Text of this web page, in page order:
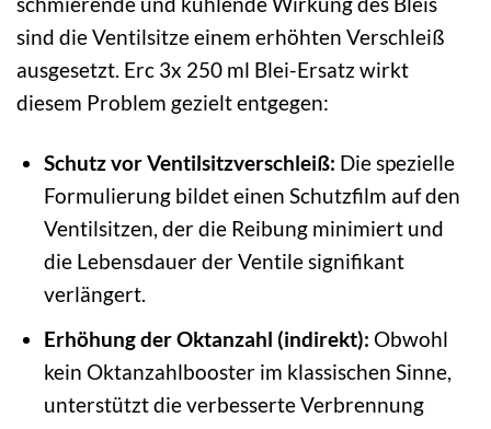
sind die Ventilsitze einem erhöhten Verschleiß
ausgesetzt. Erc 3x 250 ml Blei-Ersatz wirkt
diesem Problem gezielt entgegen:
Schutz vor Ventilsitzverschleiß: Die spezielle
Formulierung bildet einen Schutzfilm auf den
Ventilsitzen, der die Reibung minimiert und
die Lebensdauer der Ventile signifikant
verlängert.
Erhöhung der Oktanzahl (indirekt): Obwohl
kein Oktanzahlbooster im klassischen Sinne,
unterstützt die verbesserte Verbrennung